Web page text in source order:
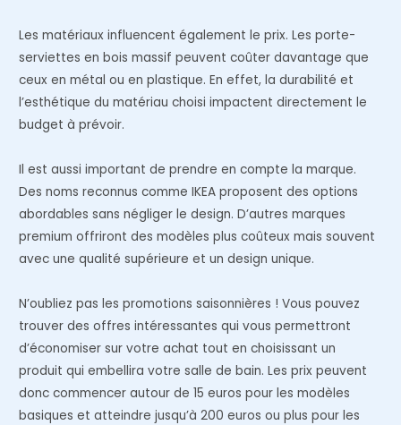
Les matériaux influencent également le prix. Les porte-
serviettes en bois massif peuvent coûter davantage que
ceux en métal ou en plastique. En effet, la durabilité et
l’esthétique du matériau choisi impactent directement le
budget à prévoir.
Il est aussi important de prendre en compte la marque.
Des noms reconnus comme IKEA proposent des options
abordables sans négliger le design. D’autres marques
premium offriront des modèles plus coûteux mais souvent
avec une qualité supérieure et un design unique.
N’oubliez pas les promotions saisonnières ! Vous pouvez
trouver des offres intéressantes qui vous permettront
d’économiser sur votre achat tout en choisissant un
produit qui embellira votre salle de bain. Les prix peuvent
donc commencer autour de 15 euros pour les modèles
basiques et atteindre jusqu’à 200 euros ou plus pour les